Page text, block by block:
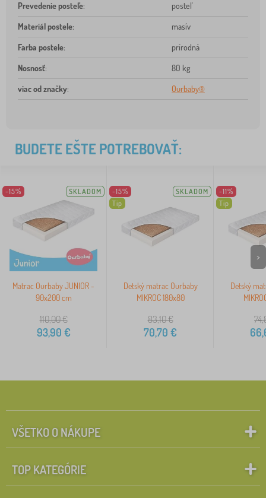
Prevedenie posteľe: posteľ
Materiál postele: masív
Farba postele: prírodná
Nosnosť: 80 kg
viac od značky: Ourbaby®
BUDETE EŠTE POTREBOVAŤ:
-15% SKLADOM
Matrac Ourbaby JUNIOR -
90x200 cm
110,00€
93,90 €
-15%
Tip
SKLADOM
Detský matrac Ourbaby
MIKROC 180x80
83,10€
70,70 €
-11%
Tip
Detský
>
VŠETKO O NÁKUPE
TOP KATEGÓRIE